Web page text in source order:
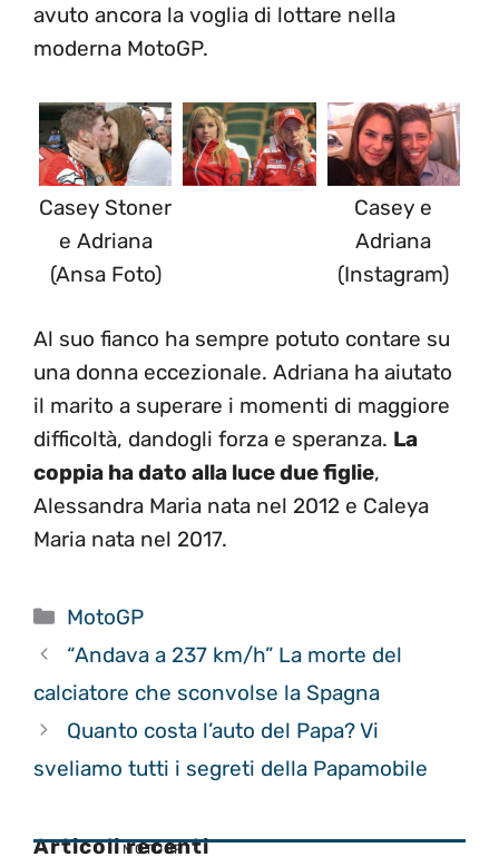
avuto ancora la voglia di lottare nella
moderna MotoGP.
Casey Stoner
e Adriana
(Ansa Foto)
Casey e
Adriana
(Instagram)
Al suo fianco ha sempre potuto contare su
una donna eccezionale. Adriana ha aiutato
il marito a superare i momenti di maggiore
difficoltà, dandogli forza e speranza. La
coppia ha dato alla luce due figlie,
Alessandra Maria nata nel 2012 e Caleya
Maria nata nel 2017.
Categorie
MotoGP
“Andava a 237 km/h” La morte del
calciatore che sconvolse la Spagna
Quanto costa l’auto del Papa? Vi
sveliamo tutti i segreti della Papamobile
Articoli recenti
MOTOGP